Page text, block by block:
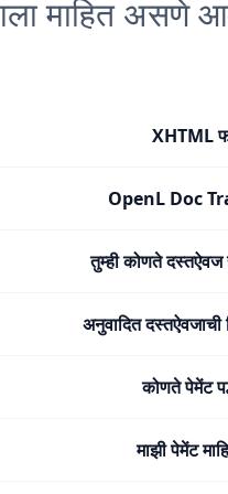
माहित असणे
XHTML
OpenL Doc
तुम्ही कोणते
अनुवादित दस्तऐवजाची
कोणते पेमेंट
माझी पेमेंट